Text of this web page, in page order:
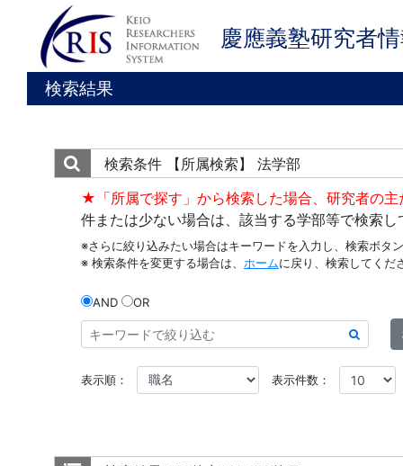
慶應義塾研究者
検索結果
検索条件
【所属検索】 法学部
★「所属で探す」から検索した場合、研究者の
件または少ない場合は、該当する学部等で検索し
※さらに絞り込みたい場合はキーワードを入力し、検索ボタ
※ 検索条件を変更する場合は、 ホームに戻り、検索してくだ
AND OR
表示順： 表示件数：